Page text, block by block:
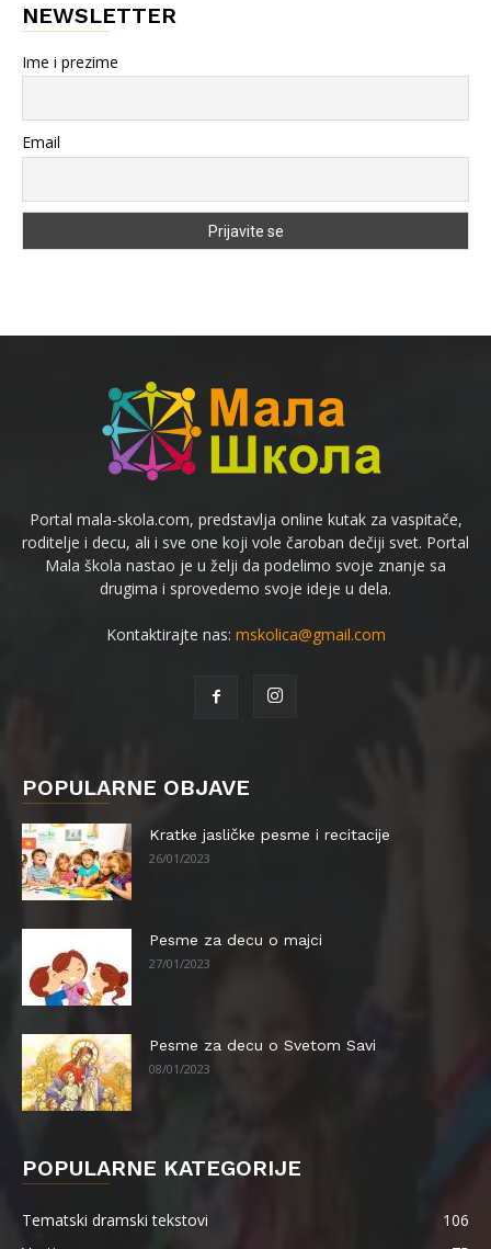
NEWSLETTER
Ime i prezime
Email
Portal mala-skola.com, predstavlja online kutak za vaspitače,
roditelje i decu, ali i sve one koji vole čaroban dečiji svet. Portal
Mala škola nastao je u želji da podelimo svoje znanje sa
drugima i sprovedemo svoje ideje u dela.
Kontaktirajte nas: mskolica@gmail.com
POPULARNE OBJAVE
Kratke jasličke pesme i recitacije
26/01/2023
Pesme za decu o majci
27/01/2023
Pesme za decu o Svetom Savi
08/01/2023
POPULARNE KATEGORIJE
Tematski dramski tekstovi
106